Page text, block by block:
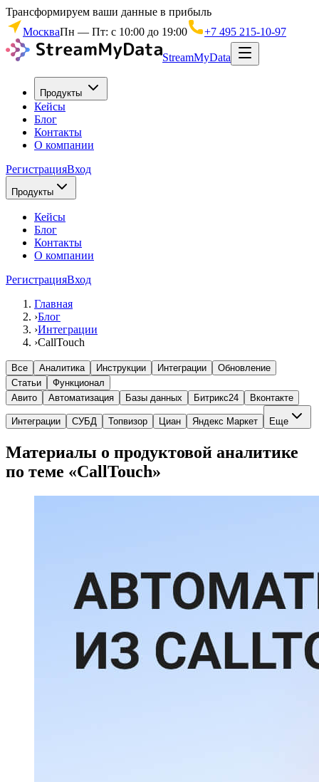
Трансформируем ваши данные в прибыль
МоскваПн — Пт: с 10:00 до 19:00 +7 495 215-10-97
StreamMyData
Продукты
Кейсы
Блог
Контакты
О компании
РегистрацияВход
Продукты
Кейсы
Блог
Контакты
О компании
РегистрацияВход
Главная
›Блог
›Интеграции
›CallTouch
Все Аналитика Инструкции Интеграции
Обновление
Статьи
Функционал
Авито
Автоматизация Базы данных Битрикс24 Вконтакте
Интеграции СУБД Топвизор Циан Яндекс Маркет Еще
Материалы о продуктовой аналитике
по теме «CallTouch»